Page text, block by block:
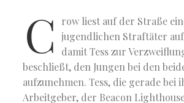
C
row liest auf der Straße
jugendlichen Straftäter
damit Tess zur
beschließt, den Jungen bei den
aufzunehmen. Tess, die gerade bei
Arbeitgeber, der Beacon